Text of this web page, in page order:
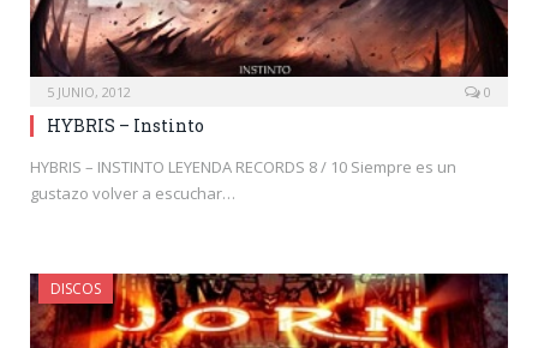
5 JUNIO, 2012 0
HYBRIS – Instinto
HYBRIS – INSTINTO LEYENDA RECORDS 8 / 10 Siempre es un
gustazo volver a escuchar…
DISCOS